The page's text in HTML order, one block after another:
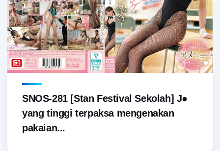
SNOS-281 [Stan Festival Sekolah] J●
yang tinggi terpaksa mengenakan
pakaian...